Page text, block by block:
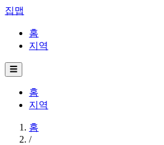
집맵
홈
지역
☰
홈
지역
홈
/